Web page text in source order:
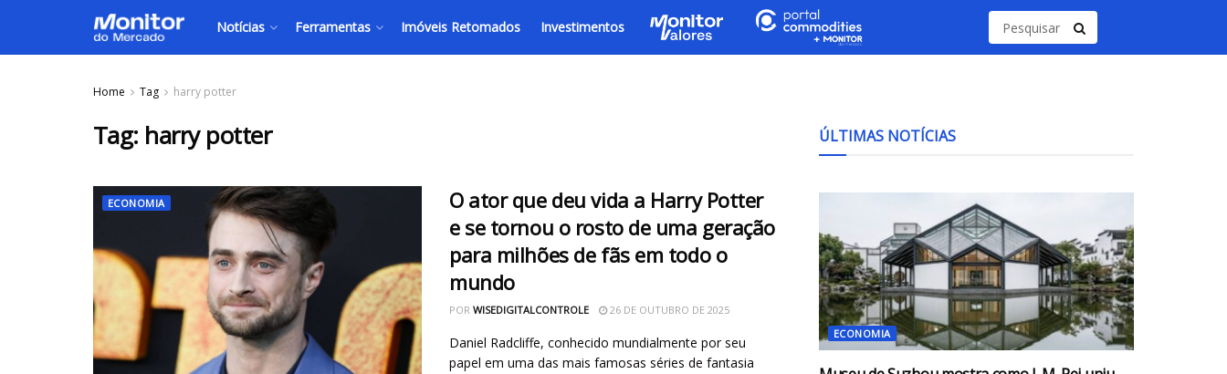
Notícias Ferramentas Imóveis Retomados Investimentos
Home Tag harry potter
Tag: harry potter
ECONOMIA
O ator que deu vida a Harry Potter
e se tornou o rosto de uma geração
para milhões de fãs em todo o
mundo
POR WISEDIGITALCONTROLE 26 DE OUTUBRO DE 2025
Daniel Radcliffe, conhecido mundialmente por seu
papel em uma das mais famosas séries de fantasia
ÚLTIMAS NOTÍCIAS
ECONOMIA